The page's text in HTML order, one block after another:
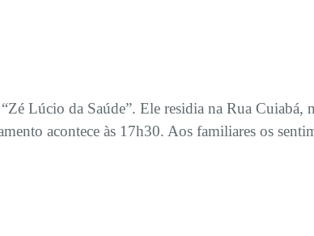
Lúcio da Saúde”. Ele residia na Rua Cuiabá,
acontece às 17h30. Aos familiares os